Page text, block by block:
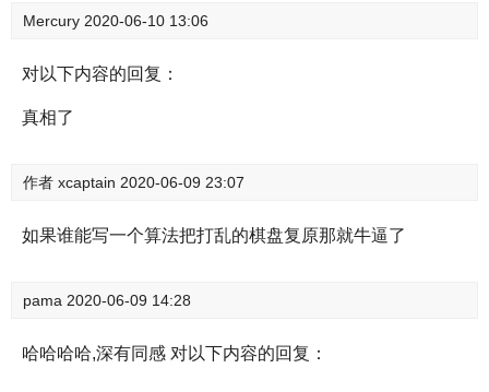
Mercury 2020-06-10 13:06
对以下内容的回复：
真相了
作者 xcaptain 2020-06-09 23:07
如果谁能写一个算法把打乱的棋盘复原那就牛逼了
pama 2020-06-09 14:28
哈哈哈哈,深有同感 对以下内容的回复：